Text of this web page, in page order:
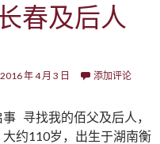
春及后人
2016 年 4 月 3 日 添加评论
寻找我的佰父及后人，
约110岁，出生于湖南衡